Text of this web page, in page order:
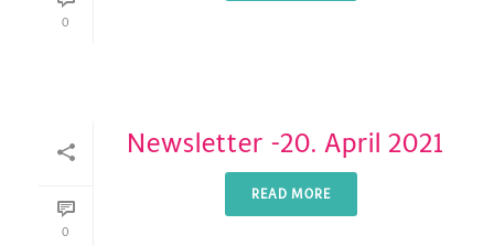
0
0
Newsletter -20. April 2021
READ MORE